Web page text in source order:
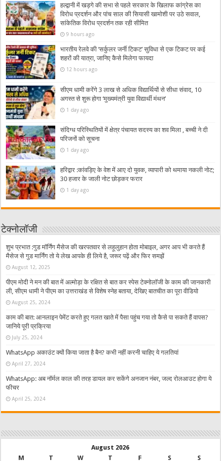
हल्द्वानी में खड़गे की सभा से पहले सरकार के खिलाफ कांग्रेस का
विरोध प्रदर्शन और पांच साल की सियासी खामोशी पर उठे सवाल,
सांकेतिक विरोध प्रदर्शन तक रही सीमित
9 hours ago
भारतीय रेलवे की ‘सर्कुलर जर्नी टिकट’ सुविधा से एक टिकट पर कई
शहरों की यात्रा, जानिए कैसे मिलेगा फायदा
12 hours ago
सीएम धामी करेंगे 3 लाख से अधिक विद्यार्थियों से सीधा संवाद, 10
अगस्त से शुरू होगा ‘मुख्यमंत्री युवा विद्यार्थी मंथन’
1 day ago
संदिग्ध परिस्थितियों में क्षेत्र पंचायत सदस्य का शव मिला , बच्ची ने दी
परिजनों को सूचना
1 day ago
हरिद्वार :कांवड़िए के वेश में आए दो युवक, व्यापारी को थमाया नकली नोट;
30 हजार के जाली नोट छोड़कर फरार
1 day ago
टेक्नोलॉजी
शुभ प्रभात :गुड मॉर्निंग मैसेज की खरपतवार से लहूलुहान होता मोबाइल, अगर आप भी करते हैं
मैसेज से गुड मार्निंग तो ये लेख आपके ही लिये है, जरूर पढ़ें और फिर समझें
August 12, 2025
पीएम मोदी ने मन की बात में अल्मोड़ा के रक्षित से बात कर स्पेस टेक्नोलॉजी के काम की जानकारी
ली, सीएम धामी ने पीएम का उत्तराखंड से विशेष स्नेह बताया, देखिए बातचीत का पूरा वीडियो
August 25, 2024
काम की बात: आनलाइन पेमेंट करते हुए गलत खाते में पैसा पहुंच गया तो कैसे पा सकते हैं वापस?
जानिये पूरी प्रक्रिया
July 25, 2024
WhatsApp अकाउंट क्यों किया जाता है बैन? कभी नहीं करनी चाहिए ये गलतियां
April 27, 2024
WhatsApp: अब नॉर्मल काल की तरह डायल कर सकेंगे अनजान नंबर, जल्द रोलआउट होगा ये
फीचर
April 25, 2024
August 2026
M
T W T F S S